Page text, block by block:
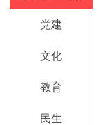
党建
文化
教育
民生